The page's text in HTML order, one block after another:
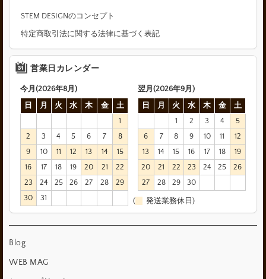
STEM DESIGNのコンセプト
特定商取引法に関する法律に基づく表記
営業日カレンダー
今月(2026年8月)
日
月 火 水 木 金
土
1
2
3 4 5 6 7
8
9
10 11 12 13 14
15
16
17 18 19 20 21
22
23
24 25 26 27 28
29
30
31
翌月(2026年9月)
日
月 火 水 木 金
土
1
2 3 4
5
6
7 8 9 10 11
12
13
14 15 16 17 18
19
20
21 22 23 24 25
26
27
28 29 30
( 発送業務休日)
Blog
WEB MAG